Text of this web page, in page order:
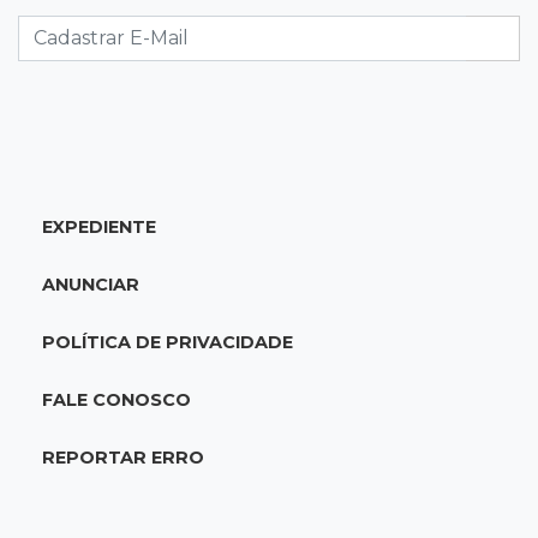
Eleitorado aprova teste da urna, mas diz que
colinha será "fundamental"
Escolas municipais lideram notas do Ensino
às quartas da Copa do Brasil
EXPEDIENTE
ANUNCIAR
POLÍTICA DE PRIVACIDADE
FALE CONOSCO
REPORTAR ERRO